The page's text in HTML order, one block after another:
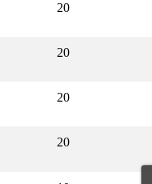
20
20
20
20